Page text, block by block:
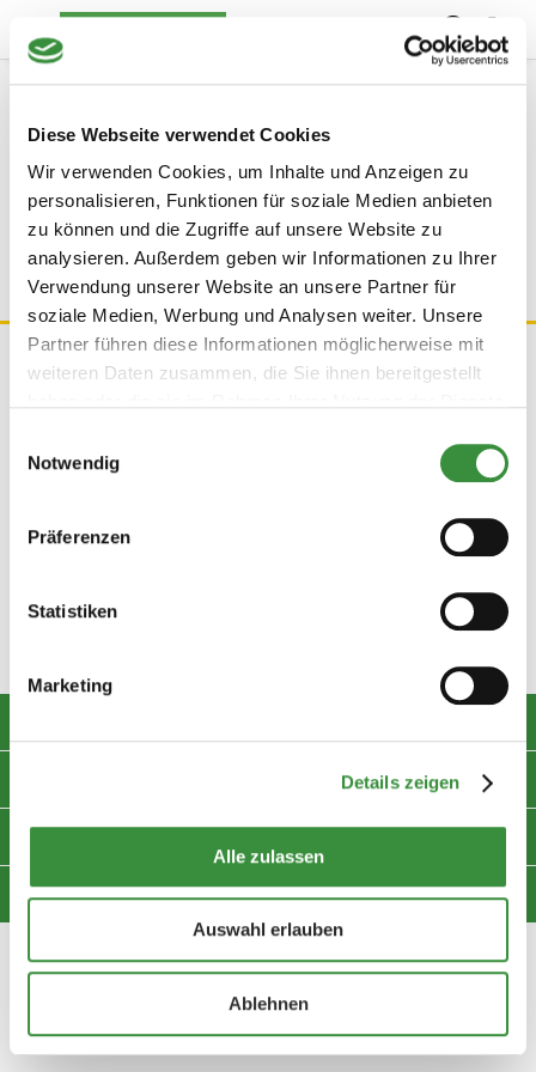
Diese Webseite verwendet Cookies
Wir verwenden Cookies, um Inhalte und Anzeigen zu
personalisieren, Funktionen für soziale Medien anbieten
zu können und die Zugriffe auf unsere Website zu
analysieren. Außerdem geben wir Informationen zu Ihrer
Verwendung unserer Website an unsere Partner für
soziale Medien, Werbung und Analysen weiter. Unsere
Partner führen diese Informationen möglicherweise mit
weiteren Daten zusammen, die Sie ihnen bereitgestellt
Notwendig
Präferenzen
Statistiken
Marketing
Details zeigen
Alle zulassen
Auswahl erlauben
Ablehnen
Blog
Leider können wir keine passenden Produkte zu ihrer
Auswahl finden.
Melden Sie sich sofort für den
Melden Sie sich direkt für den Newsletter an, gewinnen Sie
Kundenservice
Kontakt aufnehmen